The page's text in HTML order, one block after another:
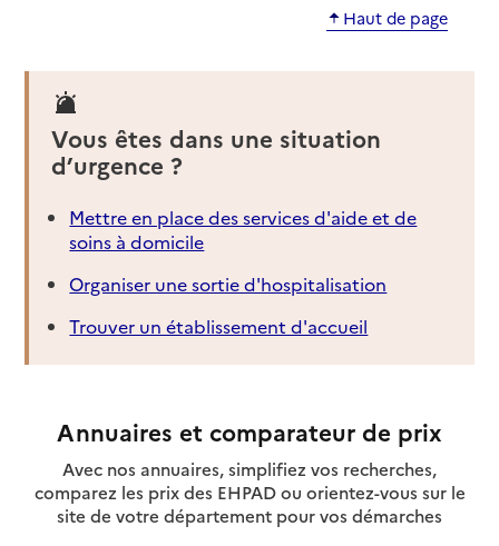
Haut de page
Vous êtes dans une situation
d’urgence ?
Mettre en place des services d'aide et de
soins à domicile
Organiser une sortie d'hospitalisation
Trouver un établissement d'accueil
Annuaires et comparateur de prix
Avec nos annuaires, simplifiez vos recherches,
comparez les prix des EHPAD ou orientez-vous sur le
site de votre département pour vos démarches